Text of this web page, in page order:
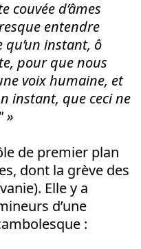
couvée d’âmes
entendre
qu’un instant, ô
pour que nous
voix humaine, et
instant, que ceci ne
»
de premier plan
dont la grève des
Elle y a
d’une
: